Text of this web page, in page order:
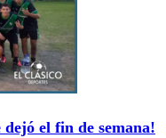
el fin de semana!